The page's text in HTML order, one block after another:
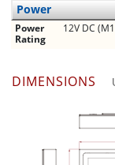
Power
Power
Rating
12V DC
DIMENSIONS